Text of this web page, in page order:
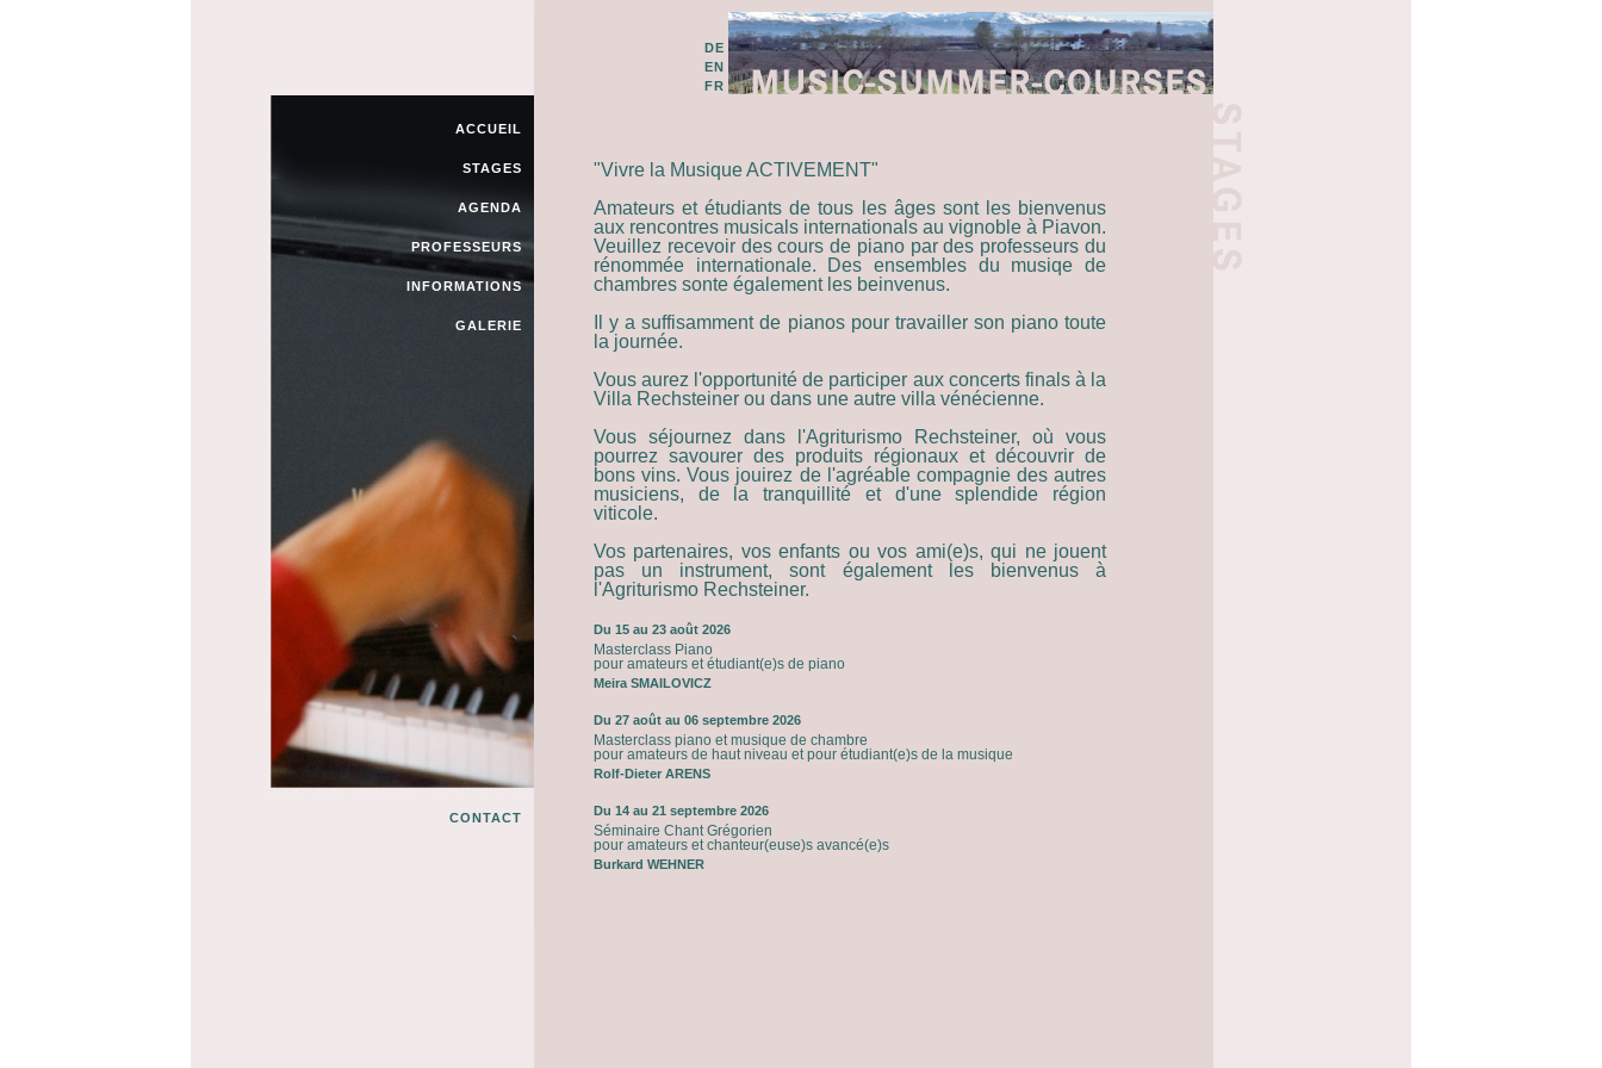
ACCUEIL
STAGES
AGENDA
PROFESSEURS
INFORMATIONS
GALERIE
CONTACT
DE
EN
FR
"Vivre la Musique ACTIVEMENT"
Amateurs et étudiants de tous les âges sont les bienvenus
aux rencontres musicals internationals au vignoble à Piavon.
Veuillez recevoir des cours de piano par des professeurs du
rénommée internationale. Des ensembles du musiqe de
chambres sonte également les beinvenus.
Il y a suffisamment de pianos pour travailler son piano toute
la journée.
Vous aurez l'opportunité de participer aux concerts finals à la
Villa Rechsteiner ou dans une autre villa vénécienne.
Vous séjournez dans l'Agriturismo Rechsteiner, où vous
pourrez savourer des produits régionaux et découvrir de
bons vins. Vous jouirez de l'agréable compagnie des autres
musiciens, de la tranquillité et d'une splendide région
viticole.
Vos partenaires, vos enfants ou vos ami(e)s, qui ne jouent
pas un instrument, sont également les bienvenus à
l'Agriturismo Rechsteiner.
Du 15 au 23 août 2026
Masterclass Piano
pour amateurs et étudiant(e)s de piano
Meira SMAILOVICZ
Du 27 août au 06 septembre 2026
Masterclass piano et musique de chambre
pour amateurs de haut niveau et pour étudiant(e)s de la musique
Rolf-Dieter ARENS
Du 14 au 21 septembre 2026
Séminaire Chant Grégorien
pour amateurs et chanteur(euse)s avancé(e)s
Burkard WEHNER